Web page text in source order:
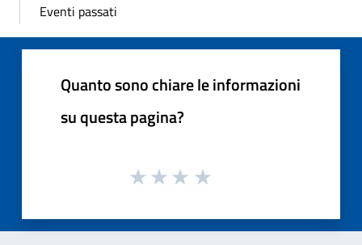
Eventi passati
Quanto sono chiare le informazioni
su questa pagina?